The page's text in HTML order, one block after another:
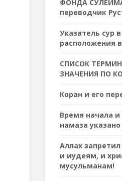
ФОНДА
переводчик
Указатель сур
расположения
СПИСОК
ЗНАЧЕНИЯ ПО
Коран и его
Время начала
намаза
Аллах
и иудеям, и
мусульманам!